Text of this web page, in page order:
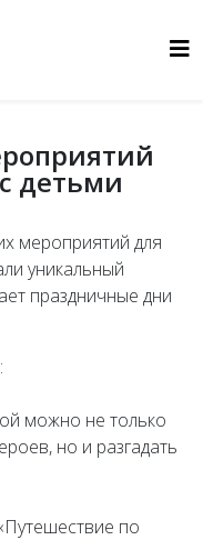
детьми
мероприятий для
уникальный
праздничные дни
можно не только
но и разгадать
по